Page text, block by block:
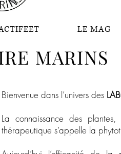
LE MAG
MARINS
Bienvenue dans l’univers des
La connaissance des
thérapeutique s’appelle la